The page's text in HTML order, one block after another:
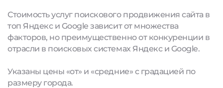
Стоимость услуг поискового продвижения сайта в
топ Яндекс и Google зависит от множества
факторов, но преимущественно от конкуренции в
отрасли в поисковых системах Яндекс и Google.
Указаны цены «от» и «средние» с градацией по
размеру города.